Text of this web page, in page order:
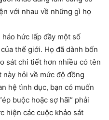
với nhau về những gì họ
hức lấp đầy một số
thế giới. Họ đã dành bốn
sát chi tiết hơn nhiều có tên
này hỏi về mức độ đồng
hệ tình dục, bạn có muốn
buộc hoặc sợ hãi” phải
hiện các cuộc khảo sát